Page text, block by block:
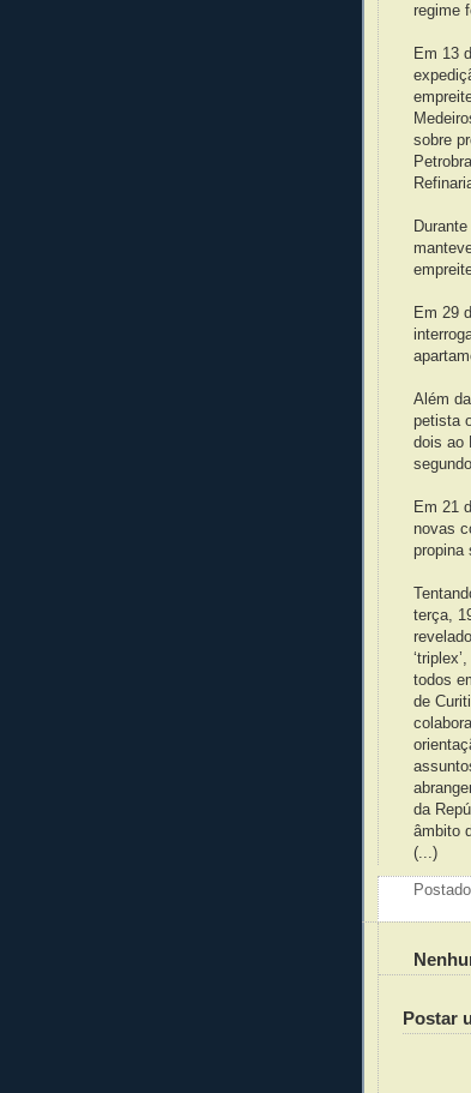
regime
Em 13
sobre
Em 29
Além
petista
dois ao
Em 21
novas
propina
terça,
todos
de
da
âmbito
(...)
Postar